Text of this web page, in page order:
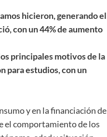
hicieron, generando el
con un 44% de aumento
principales motivos de la
para estudios, con un
y en la financiación de
el comportamiento de los